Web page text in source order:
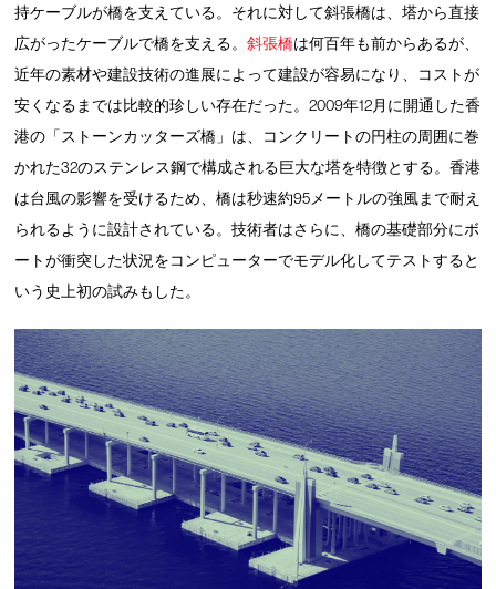
持ケーブルが橋を支えている。それに対して斜張橋は、塔から直接
広がったケーブルで橋を支える。斜張橋は何百年も前からあるが、
近年の素材や建設技術の進展によって建設が容易になり、コストが
安くなるまでは比較的珍しい存在だった。2009年12月に開通した香
港の「ストーンカッターズ橋」は、コンクリートの円柱の周囲に巻
かれた32のステンレス鋼で構成される巨大な塔を特徴とする。香港
は台風の影響を受けるため、橋は秒速約95メートルの強風まで耐え
られるように設計されている。技術者はさらに、橋の基礎部分にボ
ートが衝突した状況をコンピューターでモデル化してテストすると
いう史上初の試みもした。